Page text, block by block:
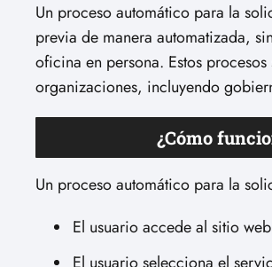
Un proceso automático para la
previa de manera automatizada,
oficina en persona. Estos
organizaciones, incluyendo
¿Cómo
Un proceso automático para la
El usuario accede al sitio